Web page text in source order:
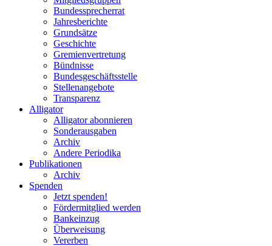
Bundessprecherrat
Jahresberichte
Grundsätze
Geschichte
Gremienvertretung
Bündnisse
Bundesgeschäftsstelle
Stellenangebote
Transparenz
Alligator
Alligator abonnieren
Sonderausgaben
Archiv
Andere Periodika
Publikationen
Archiv
Spenden
Jetzt spenden!
Fördermitglied werden
Bankeinzug
Überweisung
Vererben